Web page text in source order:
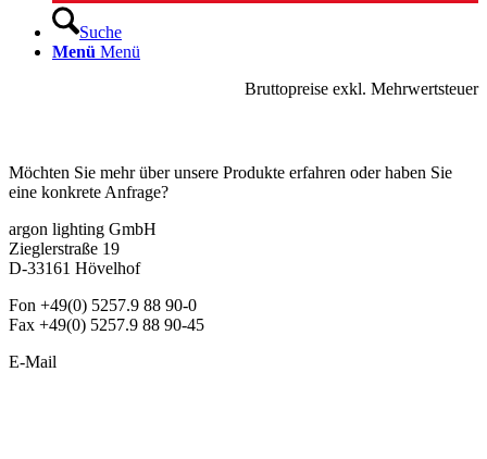
Suche
Menü Menü
Bruttopreise exkl. Mehrwertsteuer
Möchten Sie mehr über unsere Produkte erfahren oder haben Sie
eine konkrete Anfrage?
argon lighting GmbH
Zieglerstraße 19
D-33161 Hövelhof
Fon +49(0) 5257.9 88 90-0
Fax +49(0) 5257.9 88 90-45
E-Mail